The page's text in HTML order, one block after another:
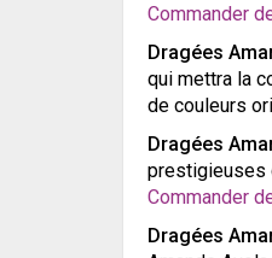
Commander
Dragées
qui mettra la
de couleurs
Dragées
prestigieuses
Commander
Dragées